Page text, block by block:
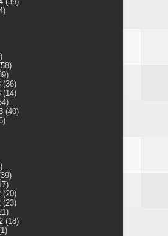
(36)
(14)
(40)
(20)
(23)
(18)